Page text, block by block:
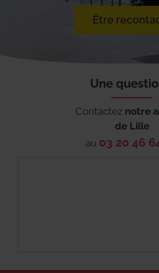
Être
Une
Contactez notre
de Lille
au 03 20 46